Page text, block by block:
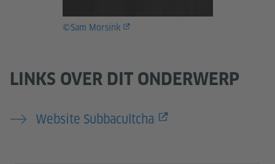
©Sam Morsink
LINKS OVER DIT ONDERWERP
Website Subbacultcha